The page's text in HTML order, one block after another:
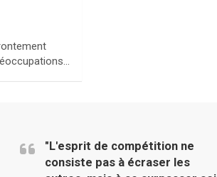
"L'esprit de compétition ne
consiste pas à écraser les